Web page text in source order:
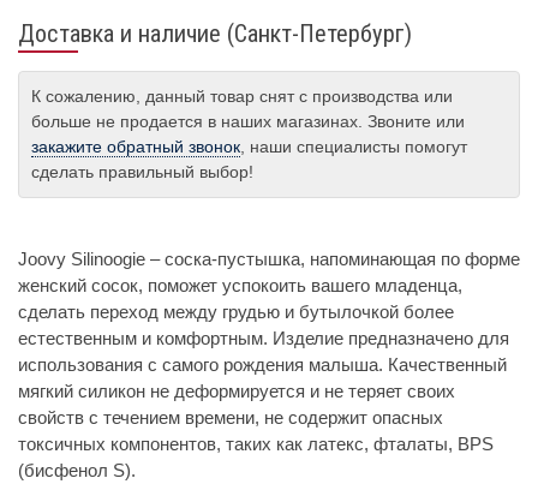
Доставка и наличие (Санкт-Петербург)
К сожалению, данный товар снят с производства или
больше не продается в наших магазинах. Звоните или
закажите обратный звонок , наши специалисты помогут
сделать правильный выбор!
Joovy Silinoogie – соска-пустышка, напоминающая по форме
женский сосок, поможет успокоить вашего младенца,
сделать переход между грудью и бутылочкой более
естественным и комфортным. Изделие предназначено для
использования с самого рождения малыша. Качественный
мягкий силикон не деформируется и не теряет своих
свойств с течением времени, не содержит опасных
токсичных компонентов, таких как латекс, фталаты, BPS
(бисфенол S).